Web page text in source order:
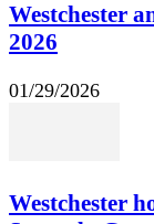
Westchester
2026
01/29/2026
Westchester